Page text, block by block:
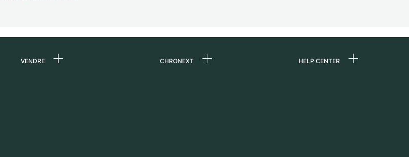
VENDRE CHRONEXT HELP CENTER